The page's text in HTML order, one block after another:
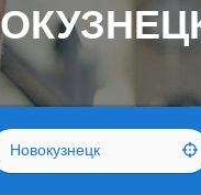
Новокузнецк